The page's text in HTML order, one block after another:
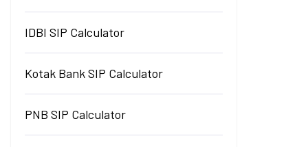
IDBI SIP Calculator
Kotak Bank SIP Calculator
PNB SIP Calculator